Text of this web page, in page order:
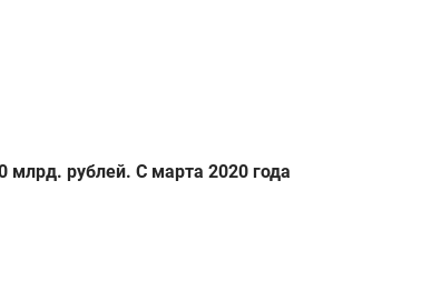
рублей. С марта 2020 года